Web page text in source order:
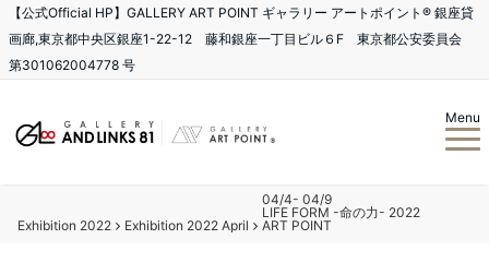
【公式Official HP】GALLERY ART POINT ギャラリー アートポイント®️ 銀座貸
画廊,東京都中央区銀座1-22-12 藤和銀座一丁目ビル６F 東京都公安委員会
第301062004778 号
Menu
Exhibition 2022 Exhibition 2022 April
04/4- 04/9
LIFE FORM -命の力- 2022
ART POINT